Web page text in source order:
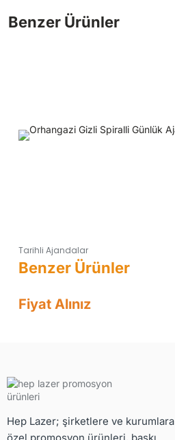
Tarihli Ajandalar
Fiyat Alınız
Hep Lazer; şirketlere ve kurumlara